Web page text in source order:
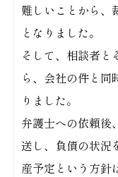
難しいことから、
となりました。
そして、相談者と
ら、会社の件と同
りました。
弁護士への依頼後
送し、負債の状況
産予定という方針